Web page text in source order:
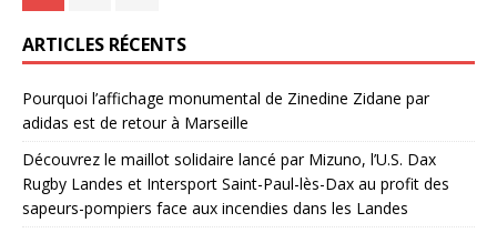
ARTICLES RÉCENTS
Pourquoi l’affichage monumental de Zinedine Zidane par
adidas est de retour à Marseille
Découvrez le maillot solidaire lancé par Mizuno, l’U.S. Dax
Rugby Landes et Intersport Saint-Paul-lès-Dax au profit des
sapeurs-pompiers face aux incendies dans les Landes